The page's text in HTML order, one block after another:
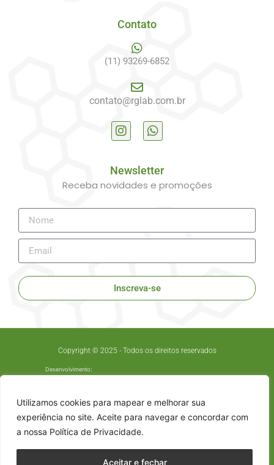
Utilizamos cookies para mapear e melhorar sua
experiência no site. Aceite para navegar e concordar com
a nossa Política de Privacidade.
Aceitar e fechar
Contato
(11) 93269-6852
contato@rglab.com.br
Newsletter
Receba novidades e promoções
Inscreva-se
Copyright © 2025 - Todos os direitos reservados
Desenvolvimento: